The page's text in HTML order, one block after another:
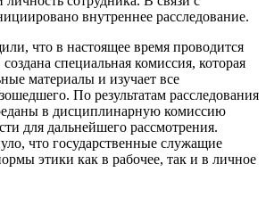
внутреннее расследование.
что в настоящее время проводится
специальная комиссия, которая
материалы и изучает все
По результатам расследования
в дисциплинарную комиссию
для дальнейшего рассмотрения.
что государственные служащие
этики как в рабочее, так и в личное